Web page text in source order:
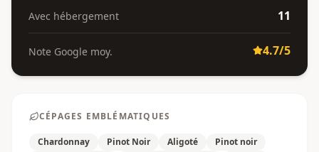
Avec hébergement 11
Note Google moy. 4.7/5
CÉPAGES EMBLÉMATIQUES
Chardonnay Pinot Noir Aligoté
Pinot noir